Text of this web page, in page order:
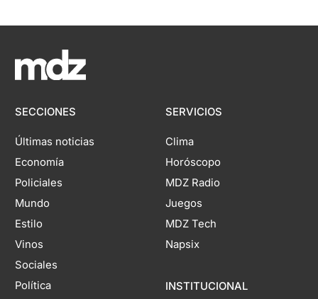
SECCIONES
Últimas noticias
Economía
Policiales
Mundo
Estilo
Vinos
Sociales
Política
SERVICIOS
Clima
Horóscopo
MDZ Radio
Juegos
MDZ Tech
Napsix
INSTITUCIONAL